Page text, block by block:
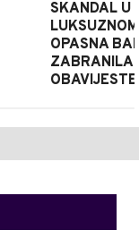
SKANDAL U
OPASNA
ZABRANILA